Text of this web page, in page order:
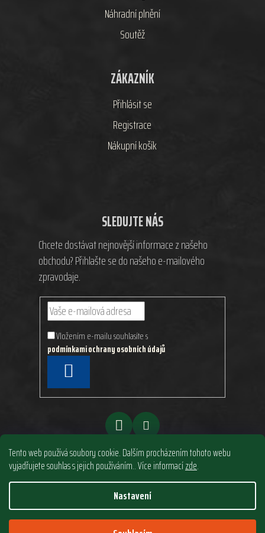
Tento web používá soubory cookie. Dalším procházením tohoto webu
vyjadřujete souhlas s jejich používáním.. Více informacízde.
Nastavení
Náhradní plnění
Soutěž
ZÁKAZNÍK
Přihlásit se
Registrace
Nákupní košík
SLEDUJTE NÁS
Chcete dostávat nejnovější informace z našeho
obchodu? Přihlašte se do našeho e-mailového
zpravodaje.
Vložením e-mailu souhlasíte s
podmínkami ochrany osobních údajů
SE
Vytvořil Shoptet&PekneWeby
Copyright 2026North Style s.r.o.. Všechna práva